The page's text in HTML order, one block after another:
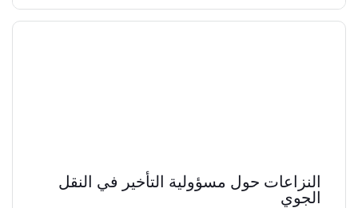
النزاعات حول مسؤولية التأخير في النقل
الجوي